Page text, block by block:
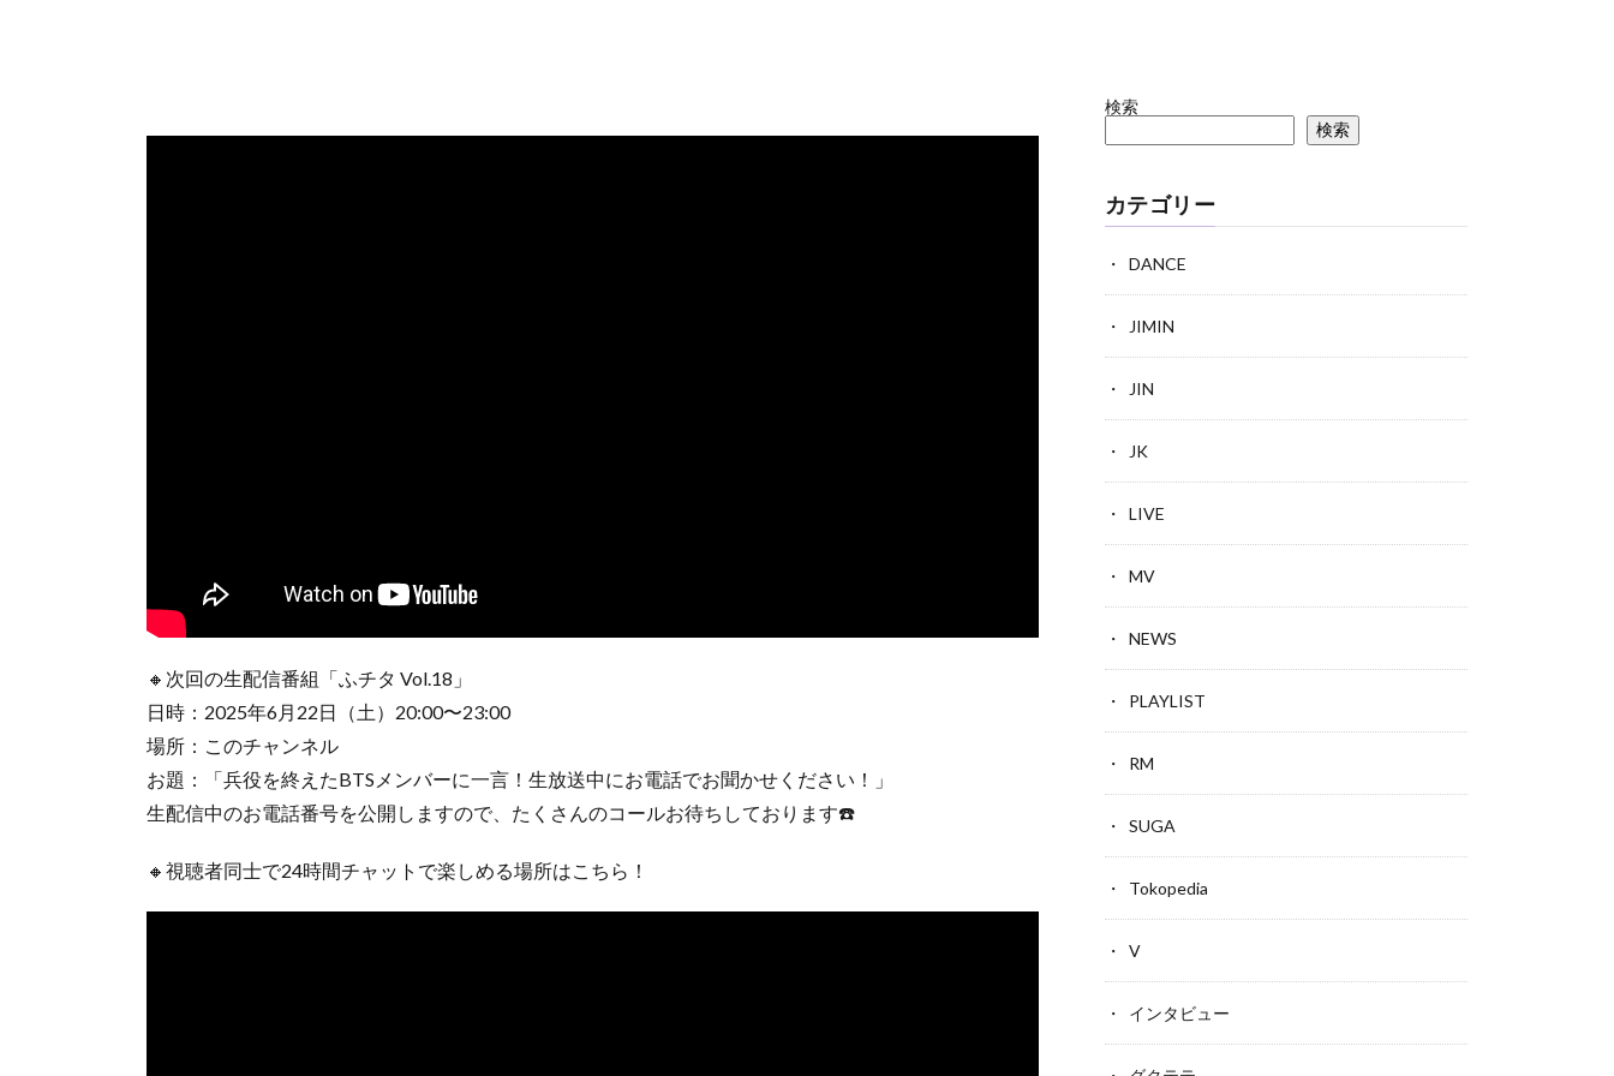
🔸次回の生配信番組「ふチタ Vol.18」
日時：2025年6月22日（土）20:00〜23:00
場所：このチャンネル
お題：「兵役を終えたBTSメンバーに一言！生放送中にお電話でお聞かせください！」
生配信中のお電話番号を公開しますので、たくさんのコールお待ちしております☎️
🔸視聴者同士で24時間チャットで楽しめる場所はこちら！
検索
検索
カテゴリー
DANCE
JIMIN
JIN
JK
LIVE
MV
NEWS
PLAYLIST
RM
SUGA
Tokopedia
V
インタビュー